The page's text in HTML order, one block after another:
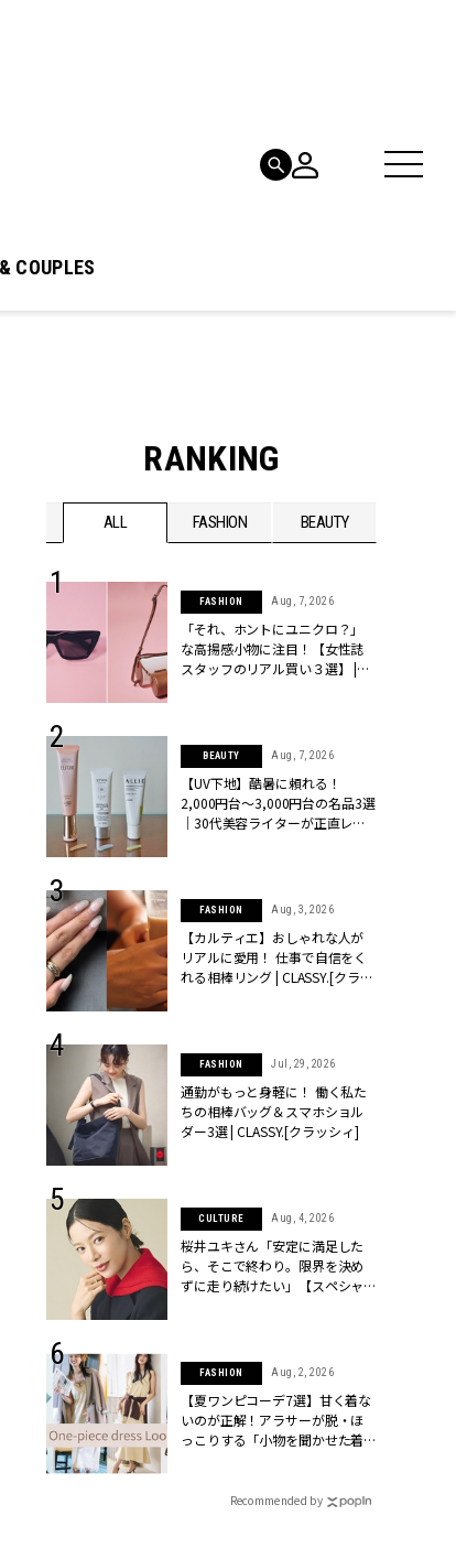
COUPLES
RANKING
ALL FASHION BEAUTY
呼
ナ
ィ]
リ
ルの
ッシ
婚
黒ワ
のが
]
でも
の
注
リ
etc.
て
]
周
シ
ク
FASHION Aug, 7, 2026
「それ、ホントにユニクロ？」
な高揚感小物に注目！【女性誌
スタッフのリアル買い３選】 |
BEAUTY Aug, 7, 2026
【UV下地】酷暑に頼れる！
2,000円台〜3,000円台の名品3選
｜30代美容ライターが正直レビ
FASHION Aug, 3, 2026
【カルティエ】おしゃれな人が
リアルに愛用！ 仕事で自信をく
れる相棒リング | CLASSY.[クラッ
FASHION Jul, 29, 2026
通勤がもっと身軽に！ 働く私た
ちの相棒バッグ＆スマホショル
ダー3選 | CLASSY.[クラッシィ]
CULTURE Aug, 4, 2026
桜井ユキさん「安定に満足した
ら、そこで終わり。限界を決め
ずに走り続けたい」【スペシャ
FASHION Aug, 2, 2026
【夏ワンピコーデ7選】甘く着な
いのが正解！アラサーが脱・ほ
っこりする「小物を聞かせた着
Recommended by